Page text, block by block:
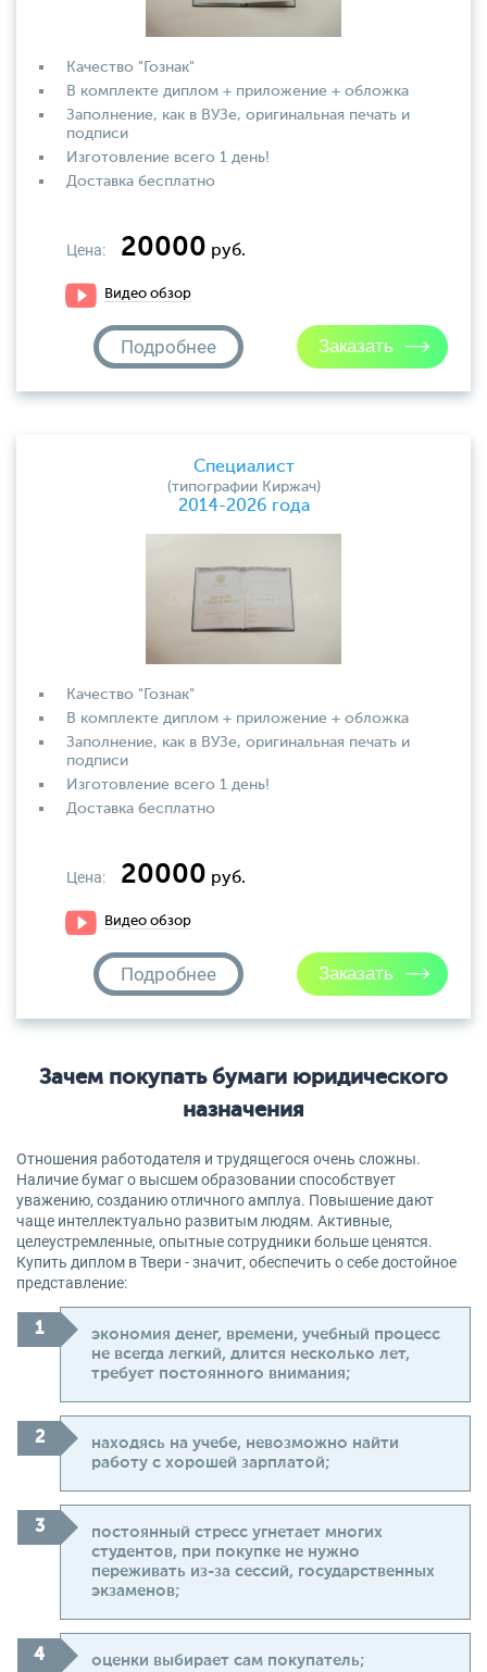
Качество "Гознак"
В комплекте диплом + приложение + обложка
Заполнение, как в ВУЗе, оригинальная печать и
подписи
Изготовление всего 1 день!
Доставка бесплатно
Цена: 20000 руб.
Видео обзор
Подробнее
Специалист
(типографии Киржач)
2014-2026 года
Качество "Гознак"
В комплекте диплом + приложение + обложка
Заполнение, как в ВУЗе, оригинальная печать и
подписи
Изготовление всего 1 день!
Доставка бесплатно
Цена: 20000 руб.
Видео обзор
Подробнее
Зачем покупать бумаги юридического
назначения
Отношения работодателя и трудящегося очень сложны.
Наличие бумаг о высшем образовании способствует
уважению, созданию отличного амплуа. Повышение дают
чаще интеллектуально развитым людям. Активные,
целеустремленные, опытные сотрудники больше ценятся.
Купить диплом в Твери - значит, обеспечить о себе достойное
представление:
экономия денег, времени, учебный процесс
не всегда легкий, длится несколько лет,
требует постоянного внимания;
находясь на учебе, невозможно найти
работу с хорошей зарплатой;
постоянный стресс угнетает многих
студентов, при покупке не нужно
переживать из-за сессий, государственных
экзаменов;
оценки выбирает сам покупатель;